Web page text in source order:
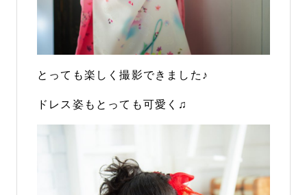
とっても楽しく撮影できました♪
ドレス姿もとっても可愛く♫